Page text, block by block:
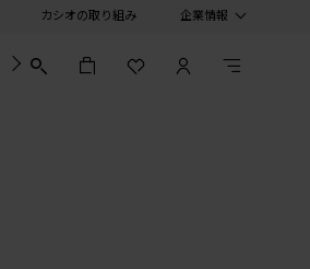
カシオの取り組み 企業情報